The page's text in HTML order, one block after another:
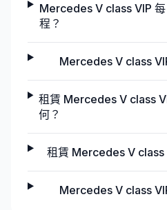
Mercedes V class VIP
程？
Mercedes V class
租賃 Mercedes V class
何？
租賃 Mercedes V class
Mercedes V class